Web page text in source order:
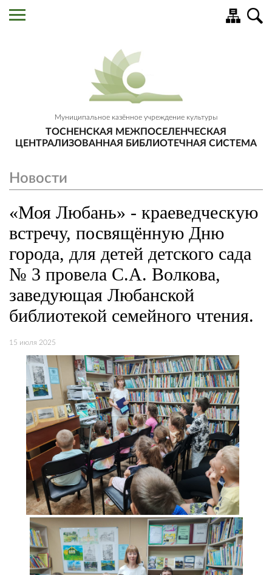
Муниципальное казённое учреждение культуры
ТОСНЕНСКАЯ МЕЖПОСЕЛЕНЧЕСКАЯ
ЦЕНТРАЛИЗОВАННАЯ БИБЛИОТЕЧНАЯ СИСТЕМА
Новости
«Моя Любань» - краеведческую
встречу, посвящённую Дню
города, для детей детского сада
№ 3 провела С.А. Волкова,
заведующая Любанской
библиотекой семейного чтения.
15 июля 2025